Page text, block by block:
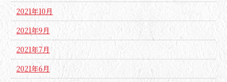
2021年10月
2021年9月
2021年7月
2021年6月